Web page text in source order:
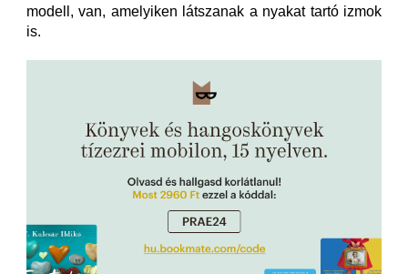
modell, van, amelyiken látszanak a nyakat tartó izmok
is.